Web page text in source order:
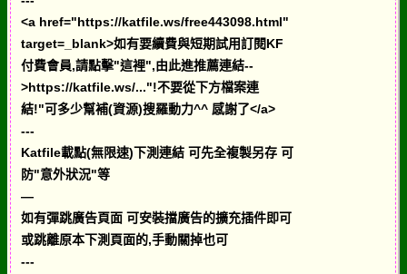
<a href="https://katfile.ws/free443098.html"
target=_blank>如有要續費與短期試用訂閱KF
付費會員,請點擊"這裡",由此進推薦連結--
>https://katfile.ws/..."!不要從下方檔案連
結!"可多少幫補(資源)搜羅動力^^ 感謝了</a>
---
Katfile載點(無限速)下測連結 可先全複製另存 可
防"意外狀況"等
—
如有彈跳廣告頁面 可安裝擋廣告的擴充插件即可
或跳離原本下測頁面的,手動關掉也可
---